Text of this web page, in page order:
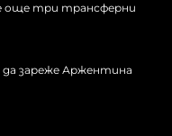
още три трансферни
зареже Аржентина